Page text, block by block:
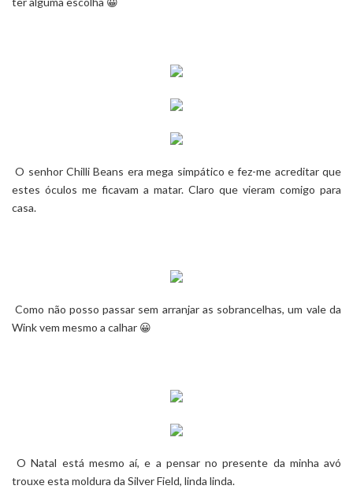
O senhorChilli Beans era mega simpático e fez-me acreditar que
estes óculos me ficavam a matar. Claro que vieram comigo para
casa.
Como não posso passar sem arranjar as sobrancelhas, um vale da
Winkvem mesmo a calhar 😀
O Natal está mesmo aí, e a pensar no presente da minha avó
trouxe esta moldura da Silver Field, linda linda.